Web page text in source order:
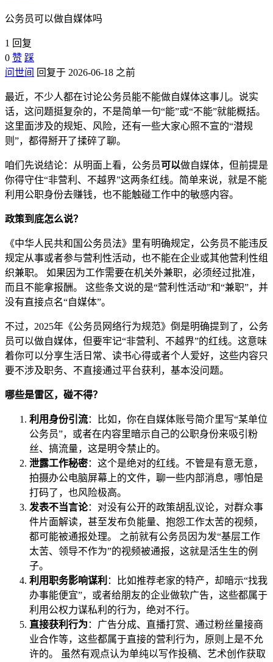
公务员可以做自媒体吗
1 回复
0 赞 踩
问世间 回复于 2026-06-18 之前
最近，不少人都在讨论公务员能不能做自媒体这事儿。说实
话，这问题挺复杂的，不是简单一句“能”或“不能”就能概括。
这里面涉及的规矩、风险，还有一些大家心照不宣的“潜规
则”，都得掰开了揉碎了聊。
咱们先说结论：从明面上看，公务员可以做自媒体，但前提是
你得守住“非营利、不越界”这两条红线。简单来说，就是不能
利用公职身份去赚钱，也不能触碰工作中的敏感内容。
政策到底怎么说？
《中华人民共和国公务员法》里有明确规定，公务员不能违反
规定从事或者参与营利性活动，也不能在企业或其他营利性组
织兼职。 如果因为工作需要在机关外兼职，必须经过批准，
而且不能拿报酬。 这些条文说的是“营利性活动”和“兼职”，并
没有直接点名“自媒体”。
不过，2025年《公务员网络行为规范》倒是明确提到了，公务
员可以做自媒体，但要牢记“非营利、不越界”的红线。这意味
着你可以分享生活日常、读书心得或者个人爱好，这些内容只
要不涉及职务、不直接通过平台获利，基本没问题。
哪些是雷区，碰不得？
利用身份引流：比如，你在自媒体账号简介里写“某单位
公务员”，或者在内容里暗示自己的公职身份来吸引粉
丝、搞流量，这是明令禁止的。
泄露工作秘密：这个是绝对的红线。不管是有意无意，
拍摄办公电脑屏幕上的文件，聊一些内部消息，哪怕是
打码了，也风险极高。
发表不当言论：对没有公开的政策胡乱议论，对群众事
件片面解读，甚至发布负能量、抱怨工作太苦的视频，
都可能被通报处理。 之前就有公务员因为发“基层工作
太苦、领导不作为”的视频被通报，这就是活生生的例
子。
利用职务影响谋利 ：比如推荐老家的特产，却暗示“找我
办事能便宜”，或者给朋友的企业做软广告，这些都属于
利用公权力谋私利的行为，绝对不行。
直接获利行为 ：广告分成、直播打赏、通过粉丝量接商
业合作等，这些都属于直接的营利行为，原则上是不允
许的。 虽然有观点认为单纯以写作投稿、艺术创作获取